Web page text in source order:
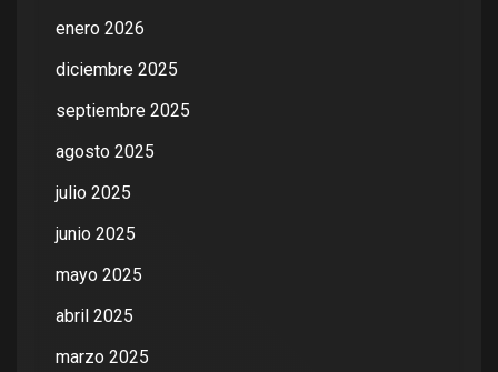
enero 2026
diciembre 2025
septiembre 2025
agosto 2025
julio 2025
junio 2025
mayo 2025
abril 2025
marzo 2025